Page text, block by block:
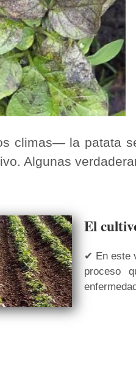
climas― la patata
Algunas
El
✔ En este
proceso